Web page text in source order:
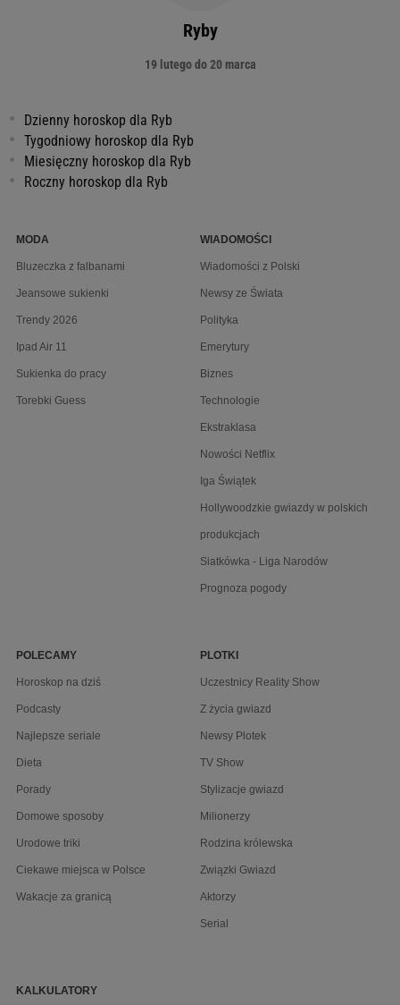
Ryby
19 lutego do 20 marca
Dzienny horoskop dla Ryb
Tygodniowy horoskop dla Ryb
Miesięczny horoskop dla Ryb
Roczny horoskop dla Ryb
MODA
Bluzeczka z falbanami
Jeansowe sukienki
Trendy 2026
Ipad Air 11
Sukienka do pracy
Torebki Guess
WIADOMOŚCI
Wiadomości z Polski
Newsy ze Świata
Polityka
Emerytury
Biznes
Technologie
Ekstraklasa
Nowości Netflix
Iga Świątek
Hollywoodzkie gwiazdy w polskich
produkcjach
Siatkówka - Liga Narodów
Prognoza pogody
POLECAMY
Horoskop na dziś
Podcasty
Najlepsze seriale
Dieta
Porady
Domowe sposoby
Urodowe triki
Ciekawe miejsca w Polsce
Wakacje za granicą
PLOTKI
Uczestnicy Reality Show
Z życia gwiazd
Newsy Plotek
TV Show
Stylizacje gwiazd
Milionerzy
Rodzina królewska
Związki Gwiazd
Aktorzy
Serial
KALKULATORY